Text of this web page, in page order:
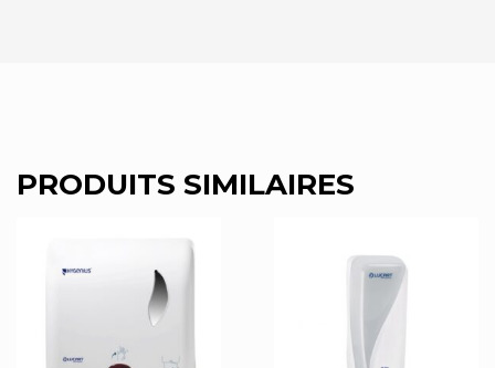
PRODUITS SIMILAIRES